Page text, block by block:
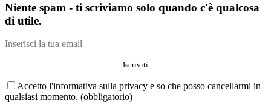
Niente spam - ti scriviamo solo quando c'è qualcosa
di utile.
Accetto l'informativa sulla privacy e so che posso cancellarmi in
qualsiasi momento. (obbligatorio)